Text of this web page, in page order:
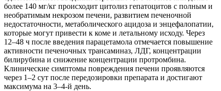
более 140 мг/кг происходит цитолиз гепатоцитов с полным и
необратимым некрозом печени, развитием печеночной
недостаточности, метаболического ацидоза и энцефалопатии,
которые могут привести к коме и летальному исходу. Через
12–48 ч после введения парацетамола отмечается повышение
активности печеночных трансаминаз, ЛДГ, концентрации
билирубина и снижение концентрации протромбина.
Клинические симптомы повреждения печени проявляются
через 1–2 сут после передозировки препарата и достигают
максимума на 3–4-й день.